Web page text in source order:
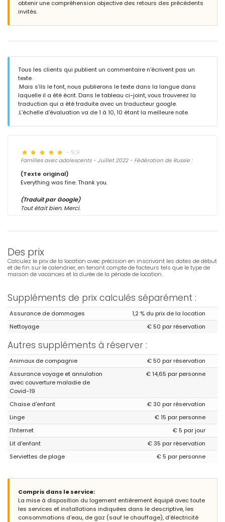
obtenir une compréhension objective des retours des précédents
invités.
Tous les clients qui publient un commentaire n'écrivent pas un
texte.
.Mais s'ils le font, nous publierons le texte dans la langue dans
laquelle il a été écrit. Dans le tableau ci-joint, vous trouverez la
traduction qui a été traduite avec un traducteur google.
.L'échelle d'évaluation va de 1 à 10, 10 étant la meilleure note.
- 9,9
Familles avec adolescents - Juillet 2022 - Fédération de Russie :
(Texte original)
Everything was fine. Thank you.
(Traduit par Google)
Tout était bien. Merci.
Des prix
Calculez le prix de la location avec précision en inscrivant les dates de début
et de fin sur le calendrier, en tenant compte de facteurs tels que le type de
maison de vacances et la durée de la période de location.
Suppléments de prix calculés séparément :
Assurance de dommages
1,2 % du prix de la location
Nettoyage
€ 50 par réservation
Autres suppléments à réserver :
Animaux de compagnie
€ 50 par réservation
Assurance voyage et annulation
avec couverture maladie de
Covid-19
€ 14,65 par personne
Chaise d'enfant
€ 30 par réservation
Linge
€ 15 par personne
l'Internet
€ 5 par jour
Lit d'enfant
€ 35 par réservation
Serviettes de plage
€ 5 par personne
Compris dans le service:
La mise à disposition du logement entièrement équipé avec toute
les services et installations indiquées dans le descriptive, les
consommations d’eau, de gaz (sauf le chauffage), d’électricité